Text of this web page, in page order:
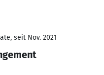
seit Nov. 2021